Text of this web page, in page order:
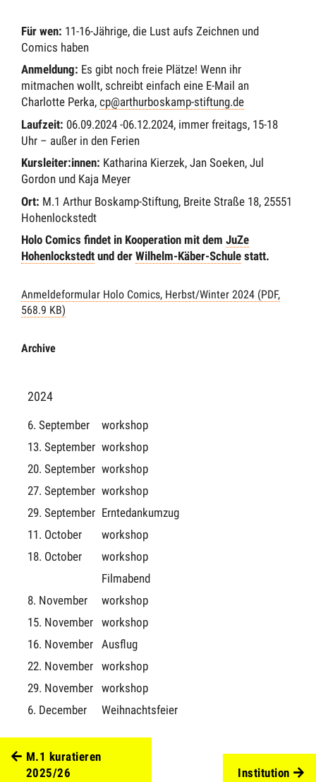
Für wen: 11-16-Jährige, die Lust aufs Zeichnen und
Comics haben
Anmeldung: Es gibt noch freie Plätze! Wenn ihr
mitmachen wollt, schreibt einfach eine E-Mail an
Charlotte Perka, cp@arthurboskamp-stiftung.de
Laufzeit: 06.09.2024 -06.12.2024, immer freitags, 15-18
Uhr – außer in den Ferien
Kursleiter:innen: Katharina Kierzek, Jan Soeken, Jul
Gordon und Kaja Meyer
Ort: M.1 Arthur Boskamp-Stiftung, Breite Straße 18, 25551
Hohenlockstedt
Holo Comics findet in Kooperation mit dem JuZe
Hohenlockstedt und der Wilhelm-Käber-Schule statt.
Anmeldeformular Holo Comics, Herbst/Winter 2024 (PDF,
568.9 KB)
Archive
2024
6. September
workshop
13. September workshop
20. September workshop
27. September workshop
29. September Erntedankumzug
11. October
workshop
18. October
workshop
Filmabend
8. November
workshop
15. November
workshop
16. November
Ausflug
22. November
workshop
29. November
workshop
6. December
Weihnachtsfeier
M.1 kuratieren
2025/26
Institution